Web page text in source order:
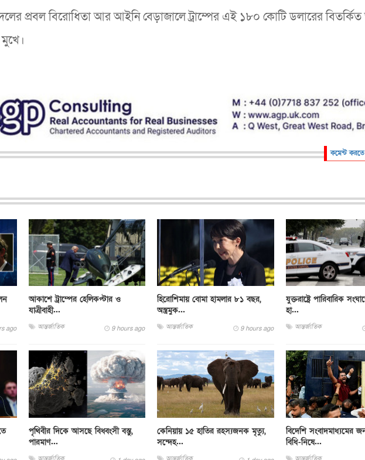
প্রবল বিরোধিতা আর আইনি বেড়াজালে ট্রাম্পের এই ১৮০ কোটি ডলারের
কমেন্ট
ago
আকাশে ট্রাম্পের হেলিকপ্টার ও
যাত্রীবাহী...
আন্তর্জাতিক 9 hours ago
হিরোশিমায় বোমা হামলার ৮১ বছর,
অস্ত্রমুক...
আন্তর্জাতিক 9 hours ago
যুক্তরাষ্ট্রে পারিবারিক
হা...
আন্তর্জাতিক
পৃথিবীর দিকে আসছে বিধ্বংসী বস্তু,
পারমাণ...
কেনিয়ায় ১৫ হাতির রহস্যজনক মৃত্যু,
সন্দেহ...
বিদেশি সংবাদমাধ্যমের
বিধি-নিষে...